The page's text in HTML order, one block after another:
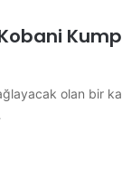
olan bir